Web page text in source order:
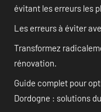
évitant les erreurs les
Les erreurs à éviter
Transformez
rénovation.
Guide complet pour
Dordogne : solutions